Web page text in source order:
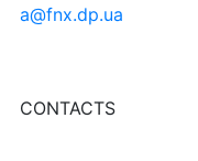
a@fnx.dp.ua
CONTACTS